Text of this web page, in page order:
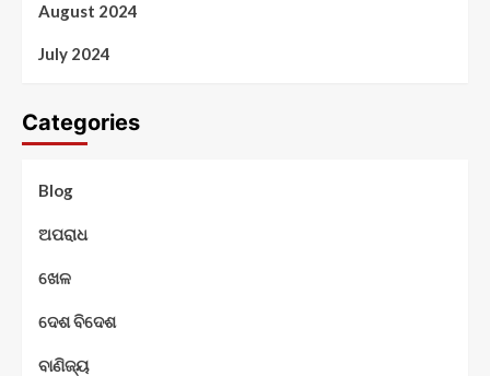
August 2024
July 2024
Categories
Blog
ଅପରାଧ
ଖେଳ
ଦେଶ ବିଦେଶ
ବାଣିଜ୍ୟ